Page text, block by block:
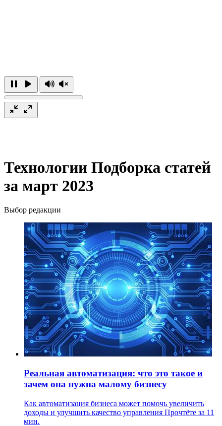
Технологии Подборка статей
за март 2023
Выбор редакции
Реальная автоматизация: что это такое и
зачем она нужна малому бизнесу
Как автоматизация бизнеса может помочь увеличить
доходы и улучшить качество управления Прочтёте за 11
мин.